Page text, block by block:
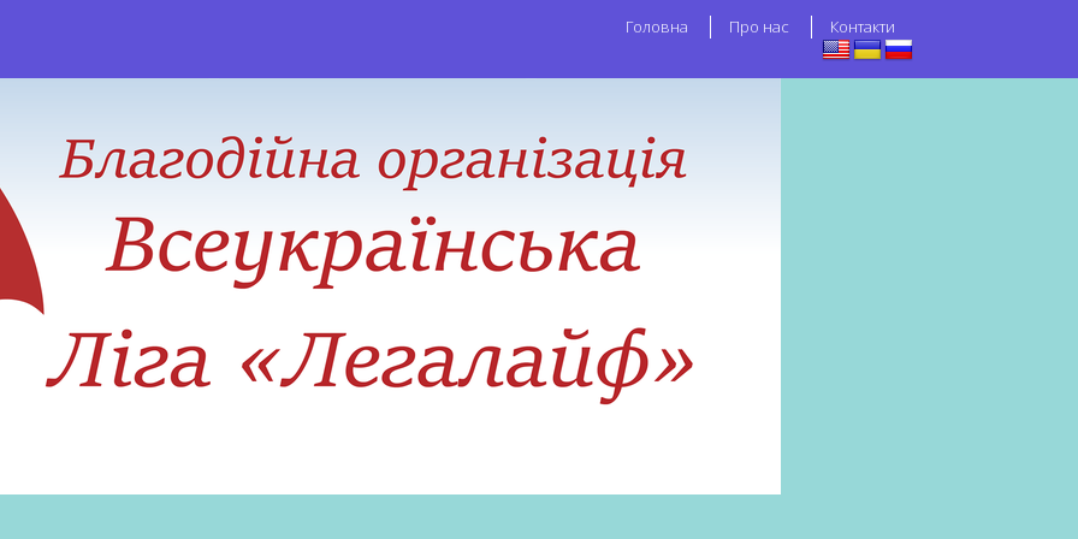
Головна Про нас Контакти